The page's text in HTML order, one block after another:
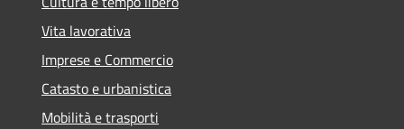
Vita lavorativa
Imprese e Commercio
Catasto e urbanistica
Mobilità e trasporti